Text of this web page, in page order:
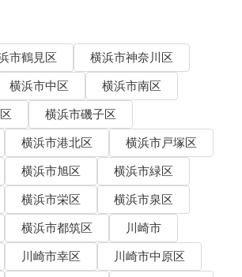
市鶴見区
横浜市神奈川区
横浜市中区
横浜市南区
横浜市磯子区
横浜市港北区
横浜市戸塚区
横浜市旭区
横浜市緑区
横浜市栄区
横浜市泉区
横浜市都筑区
川崎市
川崎市幸区
川崎市中原区